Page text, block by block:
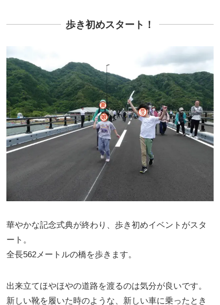
歩き初めスタート！
華やかな記念式典が終わり、歩き初めイベントがスタ
ート。
全長562メートルの橋を歩きます。
出来立てほやほやの道路を渡るのは気分が良いです。
新しい靴を履いた時のような、新しい車に乗ったとき